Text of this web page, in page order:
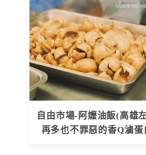
自由市場-阿嬤油飯(高雄
再多也不罪惡的香Q滷